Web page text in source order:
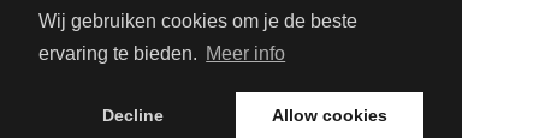
Wij gebruiken cookies om je de beste
ervaring te bieden. Meer info
Decline Allow cookies
Algemene Voorwaarden
Adverteren